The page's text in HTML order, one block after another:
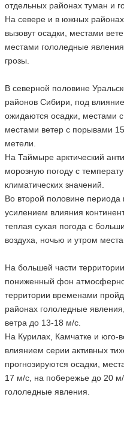
отдельных районах туман и
На севере и в южных
вызовут осадки, местами
местами гололедные
грозы.
В северной половине
районов Сибири, под
ожидаются осадки, местами
местами ветер с порывами
метели.
На Таймыре арктический
морозную погоду с
климатических значений.
Во второй половине
усилением влияния
теплая сухая погода с
воздуха, ночью и утром
На большей части
пониженный фон
территории временами
районах гололедные
ветра до 13-18 м/с.
На Курилах, Камчатке и юго-
влиянием серии активных
прогнозируются осадки,
17 м/с, на побережье до 20
гололедные явления.